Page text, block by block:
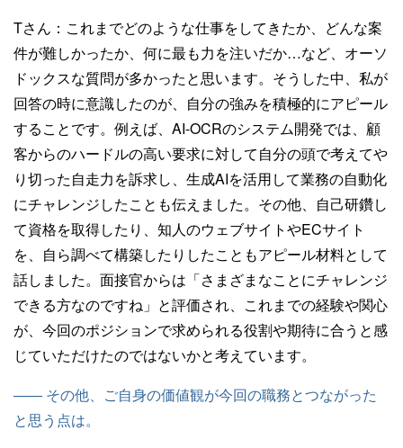
Tさん： これまでどのような仕事をしてきたか、どんな案
件が難しかったか、何に最も力を注いだか…など、オーソ
ドックスな質問が多かったと思います。そうした中、私が
回答の時に意識したのが、自分の強みを積極的にアピール
することです。例えば、AI-OCRのシステム開発では、顧
客からのハードルの高い要求に対して自分の頭で考えてや
り切った自走力を訴求し、生成AIを活用して業務の自動化
にチャレンジしたことも伝えました。その他、自己研鑽し
て資格を取得したり、知人のウェブサイトやECサイト
を、自ら調べて構築したりしたこともアピール材料として
話しました。面接官からは「さまざまなことにチャレンジ
できる方なのですね」と評価され、これまでの経験や関心
が、今回のポジションで求められる役割や期待に合うと感
じていただけたのではないかと考えています。
—— その他、ご自身の価値観が今回の職務とつながった
と思う点は。